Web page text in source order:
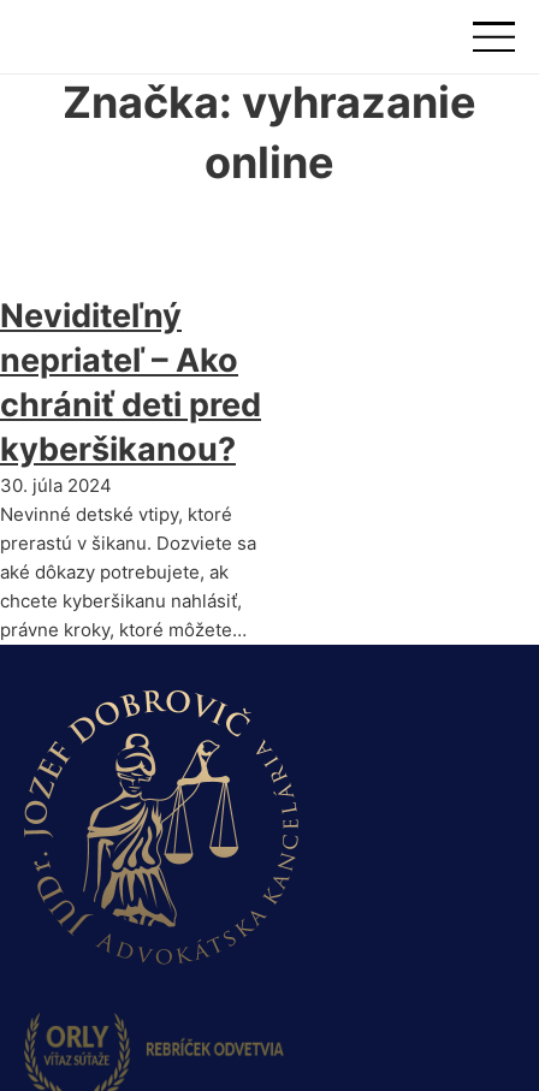
Značka: vyhrazanie
online
Neviditeľný
nepriateľ – Ako
chrániť deti pred
kyberšikanou?
30. júla 2024
Nevinné detské vtipy, ktoré
prerastú v šikanu. Dozviete sa
aké dôkazy potrebujete, ak
chcete kyberšikanu nahlásiť,
právne kroky, ktoré môžete…